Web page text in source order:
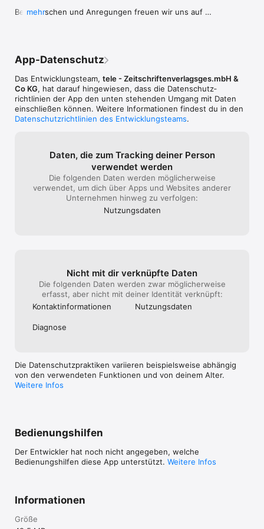
Sie einfach nach Uhrzeit, Datum oder Genre.
▶ KEINE SENDUNG MEHR VERPASSEN
Morgen läuft eine Sendung, die Sie auf keinen Fall verpassen
möchten? Die tele TV App zeigt ihnen das aktuelle TV-Listing,
UND erinnert Sie an ihre Lieblingssendungen zur rechten Zeit.
Fügen Sie Serien, Fernsehsendungen oder Filme zu ihrer
persönlichen Fernsehliste hinzu.
Die Alarm-Funktion lässt Sie keine Sendung mehr verpassen.
▶ FILMVORSCHLÄGE, NEWS UND TV-TIPPS
Sie sind auf der Suche nach etwas Inspiration? Unter TV-
Themen finden Sie aktuelle Themen wie die aktuelle Ski WM,
Champions League, sowie Inhalte und Filmvorschläge zu
Krimis oder Top-Film Blockbuster. Unsere tele-Redaktion
▶ ANGEBOTE UND AKTUELLE SENDUNGEN DER BESTEN ON
DEMAND UND STREAMING ANBIETER
Sie schauen Ihre Lieblingsserien und Filme lieber über die
was aktuell zum Kauf, Verleih oder im Abo bei den wichtigsten
▶ ALLE IHRE LIEBLINGSSENDER UND MEHR IN UNSERER TV
APP
▶ OPTIONALE WERBEFREIE VERSION
einfach auf unsere werbefreie Version direkt in der
Bei Wünschen und Anregungen freuen wir uns auf
mehr
App-Datenschutz
Das Entwicklungsteam, tele - Zeitschriftenverlagsges.mbH &
Co KG, hat darauf hingewiesen, dass die Datenschutz­
richtlinien der App den unten stehenden Umgang mit Daten
einschließen können. Weitere Informationen findest du in den
Datenschutzrichtlinien des Entwicklungsteams.
Daten, die zum Tracking deiner Person
verwendet werden
Die folgenden Daten werden möglicherweise
verwendet, um dich über Apps und Websites anderer
Unternehmen hinweg zu verfolgen:
Nutzungs­daten
Nicht mit dir verknüpfte Daten
Die folgenden Daten werden zwar möglicherweise
erfasst, aber nicht mit deiner Identität verknüpft:
Kontakt­informa­tionen
Nutzungs­daten
Diagnose
Die Datenschutzpraktiken variieren beispielsweise abhängig
von den verwendeten Funktionen und von deinem Alter.
Weitere Infos
Bedienungshilfen
Der Entwickler hat noch nicht angegeben, welche
Bedienungshilfen diese App unterstützt. Weitere Infos
Informationen
Größe